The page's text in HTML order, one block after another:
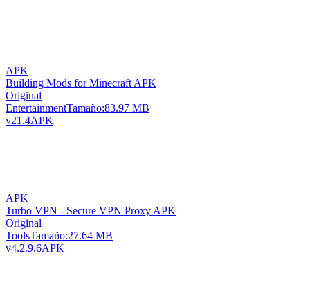
APK
Building Mods for Minecraft APK
Original
EntertainmentTamaño:83.97 MB
v21.4APK
APK
Turbo VPN - Secure VPN Proxy APK
Original
ToolsTamaño:27.64 MB
v4.2.9.6APK